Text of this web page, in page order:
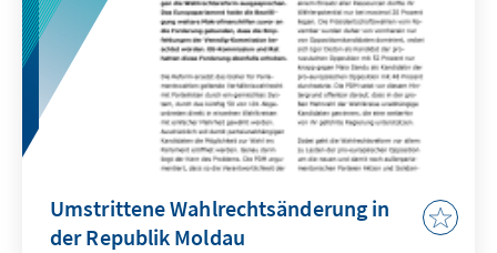
Umstrittene Wahlrechtsänderung in
der Republik Moldau